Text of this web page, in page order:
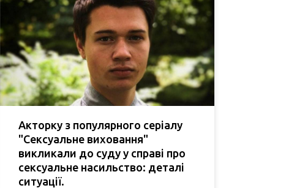
Акторку з популярного серіалу
"Сексуальне виховання"
викликали до суду у справі про
сексуальне насильство: деталі
ситуації.